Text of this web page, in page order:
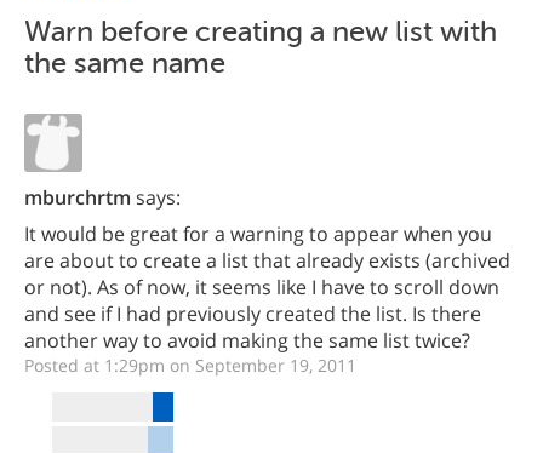
Warn before creating a new list with
the same name
mburchrtm says:
It would be great for a warning to appear when you
are about to create a list that already exists (archived
or not). As of now, it seems like I have to scroll down
and see if I had previously created the list. Is there
another way to avoid making the same list twice?
Posted at 1:29pm on September 19, 2011